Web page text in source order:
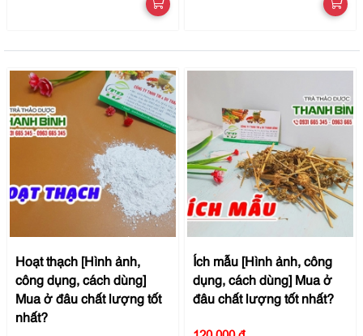
Hoạt thạch [Hình ảnh,
công dụng, cách dùng]
Mua ở đâu chất lượng tốt
nhất?
Ích mẫu [Hình ảnh, công
dụng, cách dùng] Mua ở
đâu chất lượng tốt nhất?